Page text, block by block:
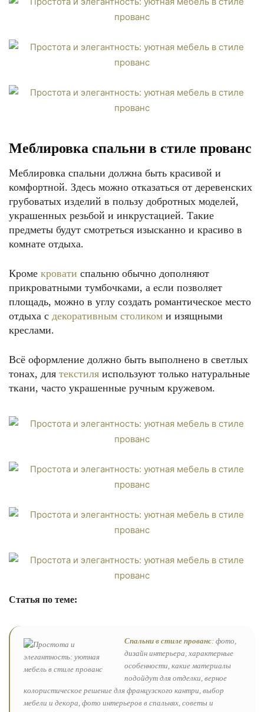
Меблировка спальни в стиле прованс
Меблировка спальни должна быть красивой и
комфортной. Здесь можно отказаться от деревенских
грубоватых изделий в пользу добротных моделей,
украшенных резьбой и инкрустацией. Такие
предметы будут смотреться изысканно и красиво в
комнате отдыха.
Кроме кровати спальню обычно дополняют
прикроватными тумбочками, а если позволяет
площадь, можно в углу создать романтическое место
отдыха с декоративным столиком и изящными
креслами.
Всё оформление должно быть выполнено в светлых
тонах, для текстиля используют только натуральные
ткани, часто украшенные ручным кружевом.
Статья по теме:
Спальни в стиле прованс: фото,
дизайн интерьера, характерные
особенности, какие материалы
подойдут для отделки, верное
колористическое решение для французского кантри, выбор
мебели и декора, фото интерьеров в спальнях, советы и